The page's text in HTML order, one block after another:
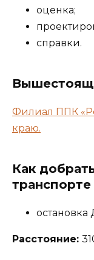
оценка;
справки.
Филиал ППК
краю.
Как
транспорте
остановка
Расстояние: